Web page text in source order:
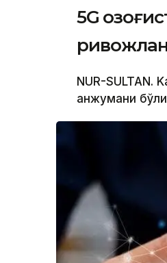
5G
NUR-SULTAN.
анжумани